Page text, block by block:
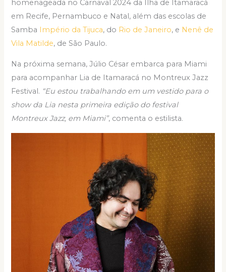
homenageada no Carnaval 2024 da Ilha de Itamaracá
em Recife, Pernambuco e Natal, além das escolas de
Samba Império da Tijuca, do Rio de Janeiro, e Nenê de
Vila Matilde, de São Paulo.
Na próxima semana, Júlio César embarca para Miami
para acompanhar Lia de Itamaracá no Montreux Jazz
Festival. “Eu estou trabalhando em um vestido para o
show da Lia nesta primeira edição do festival
Montreux Jazz, em Miami”, comenta o estilista.